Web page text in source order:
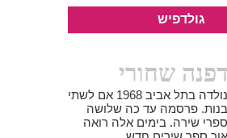
גולדפיש
דפנה שחורי
נולדה בתל אביב 1968 אם לשתי
בנות. פרסמה עד כה שלושה
ספרי שירה. בימים אלה רואה